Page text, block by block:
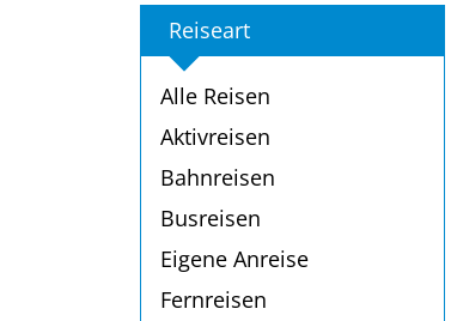
Reiseart
Alle Reisen
Aktivreisen
Bahnreisen
Busreisen
Eigene Anreise
Fernreisen